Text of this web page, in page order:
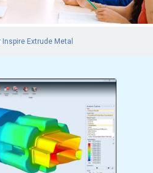
Inspire Extrude Metal